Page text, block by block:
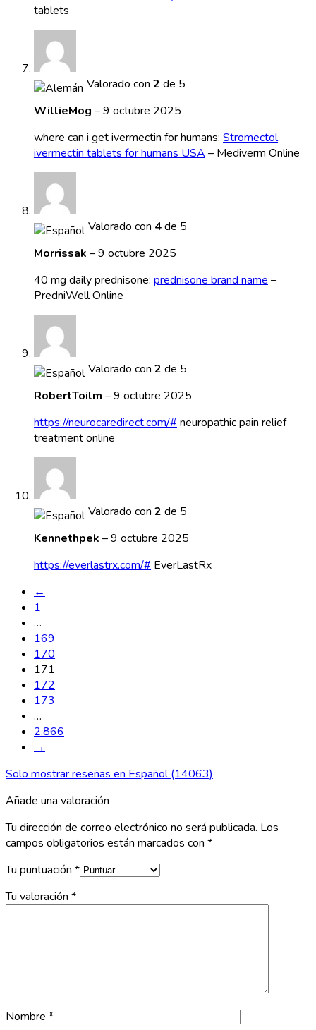
tablets
Valorado con 2 de 5
WillieMog –9 octubre 2025
where can i get ivermectin for humans: Stromectol
ivermectin tablets for humans USA– Mediverm Online
Valorado con 4de 5
Morrissak –9 octubre 2025
40 mg daily prednisone: prednisone brand name–
PredniWell Online
Valorado con 2 de 5
RobertToilm –9 octubre 2025
https://neurocaredirect.com/#neuropathic pain relief
treatment online
Valorado con 2 de 5
Kennethpek –9 octubre 2025
https://everlastrx.com/# EverLastRx
←
1
…
169
170
171
172
173
…
2.866
→
Solo mostrar reseñas en Español (14063)
Añade una valoración
Tu dirección de correo electrónico no será publicada. Los
campos obligatorios están marcados con *
Tu puntuación *
Tu valoración *
Nombre *